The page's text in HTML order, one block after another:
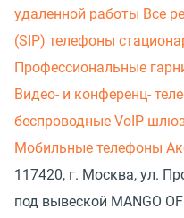
удаленной работы Все
(SIP) телефоны
Профессиональные
Видео- и конференц-
беспроводные VoIP
Мобильные телефоны
117420, г. Москва, ул.
под вывеской MANGO